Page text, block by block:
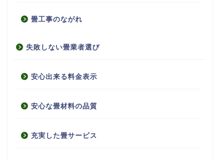
畳工事のながれ
失敗しない畳業者選び
安心出来る料金表示
安心な畳材料の品質
充実した畳サービス